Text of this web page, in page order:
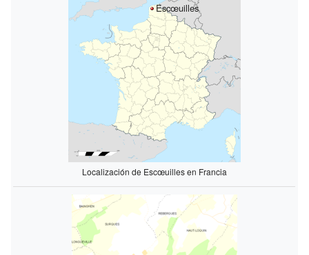
Escœuilles
Localización de Escœuilles en Francia